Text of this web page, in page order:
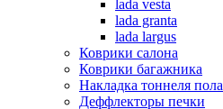
lada vesta
lada granta
lada largus
Коврики салона
Коврики багажника
Накладка тоннеля пола
Деффлекторы печки